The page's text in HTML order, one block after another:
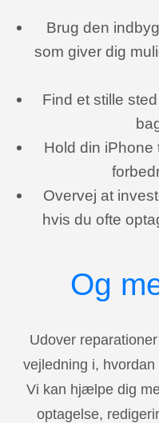
Brug den
som giver dig
Find et stille
Hold din
Overvej at
hvis du ofte
Og
Udover
vejledning i,
Vi kan hjælpe dig
optagelse,